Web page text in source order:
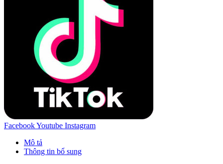
FacebookYoutube Instagram
Mô tả
Thông tin bổ sung